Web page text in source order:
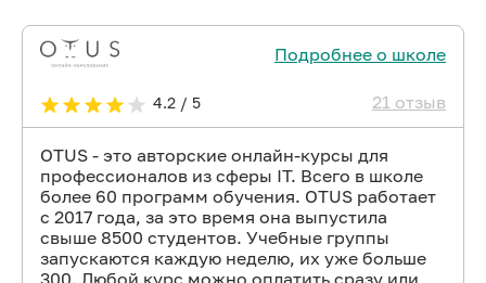
Подробнее о школе
4.2 / 5 21 отзыв
OTUS - это авторские онлайн-курсы для
профессионалов из сферы IT. Всего в школе
более 60 программ обучения. OTUS работает
с 2017 года, за это время она выпустила
свыше 8500 студентов. Учебные группы
запускаются каждую неделю, их уже больше
300. Любой курс можно оплатить сразу или